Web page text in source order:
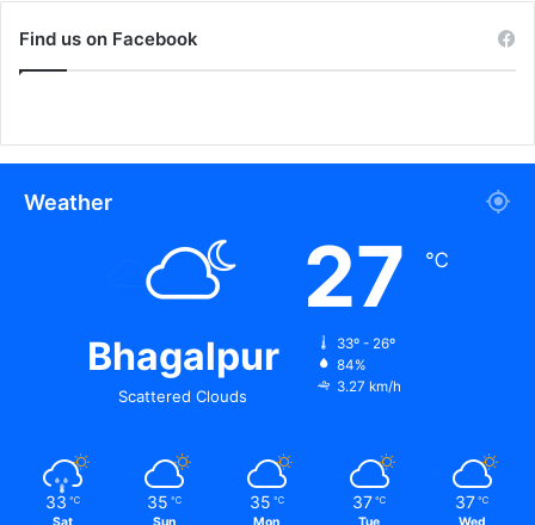
Find us on Facebook
Weather
Bhagalpur
Scattered Clouds
27 ℃
33º - 26º
84%
3.27 km/h
33 ℃
Sat
35 ℃
Sun
35 ℃
Mon
37 ℃
Tue
37 ℃
Wed